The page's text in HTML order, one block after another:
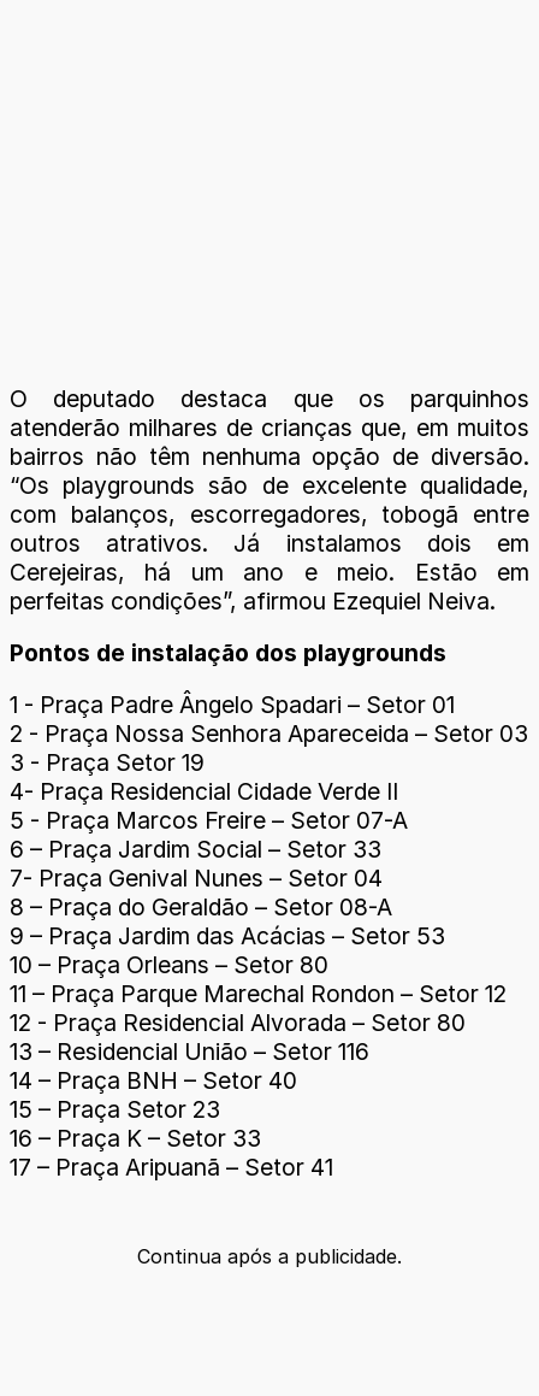
O deputado destaca que os parquinhos
atenderão milhares de crianças que, em muitos
bairros não têm nenhuma opção de diversão.
“Os playgrounds são de excelente qualidade,
com balanços, escorregadores, tobogã entre
outros atrativos. Já instalamos dois em
Cerejeiras, há um ano e meio. Estão em
perfeitas condições”, afirmou Ezequiel Neiva.
Pontos de instalação dos playgrounds
1 - Praça Padre Ângelo Spadari – Setor 01
2 - Praça Nossa Senhora Apareceida – Setor 03
3 - Praça Setor 19
4- Praça Residencial Cidade Verde II
5 - Praça Marcos Freire – Setor 07-A
6 – Praça Jardim Social – Setor 33
7- Praça Genival Nunes – Setor 04
8 – Praça do Geraldão – Setor 08-A
9 – Praça Jardim das Acácias – Setor 53
10 – Praça Orleans – Setor 80
11 – Praça Parque Marechal Rondon – Setor 12
12 - Praça Residencial Alvorada – Setor 80
13 – Residencial União – Setor 116
14 – Praça BNH – Setor 40
15 – Praça Setor 23
16 – Praça K – Setor 33
17 – Praça Aripuanã – Setor 41
Continua após a publicidade.